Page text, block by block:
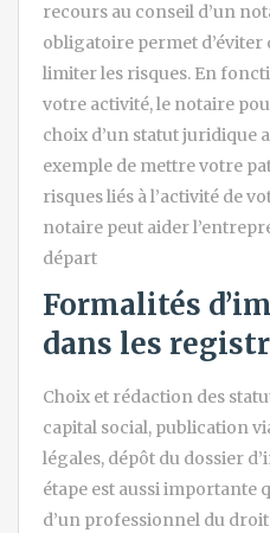
recours au conseil d’un
obligatoire permet d’éviter
limiter les risques. En
votre activité, le notaire
choix d’un statut juridique
exemple de mettre votre
risques liés à l’activité de
notaire peut aider
départ
Formalités
dans les
Choix et rédaction des
capital social, publication
légales, dépôt du dossier
étape est aussi importante
d’un professionnel du